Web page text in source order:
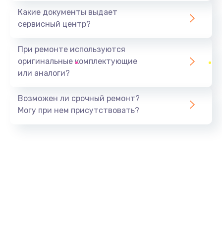
Какие документы выдает
сервисный центр?
При ремонте используются
оригинальные комплектующие
или аналоги?
Возможен ли срочный ремонт?
Могу при нем присутствовать?